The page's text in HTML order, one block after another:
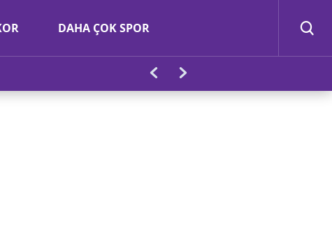
DAHA ÇOK SPOR